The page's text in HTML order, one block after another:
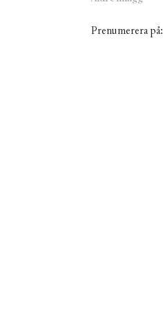
Prenumerera på: